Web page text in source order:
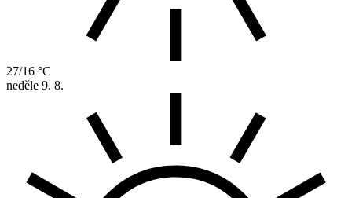
27/16 °C
neděle 9. 8.